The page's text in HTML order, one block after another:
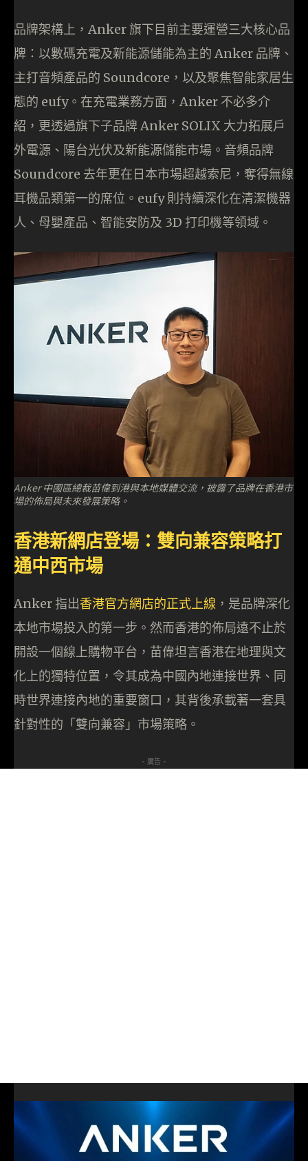
品牌架構上，Anker 旗下目前主要運營三大核心品
牌：以數碼充電及新能源儲能為主的 Anker 品牌、
主打音頻產品的 Soundcore，以及聚焦智能家居生
態的 eufy。在充電業務方面，Anker 不必多介
紹，更透過旗下子品牌 Anker SOLIX 大力拓展戶
外電源、陽台光伏及新能源儲能市場。音頻品牌
Soundcore 去年更在日本市場超越索尼，奪得無線
耳機品類第一的席位。eufy 則持續深化在清潔機器
人、母嬰產品、智能安防及 3D 打印機等領域。
Anker 中國區總裁苗偉到港與本地媒體交流，披露了品牌在香港市
場的佈局與未來發展策略。
香港新網店登場：雙向兼容策略打
通中西市場
Anker 指出香港官方網店的正式上線 ，是品牌深化
本地市場投入的第一步。然而香港的佈局遠不止於
開設一個線上購物平台，苗偉坦言香港在地理與文
化上的獨特位置，令其成為中國內地連接世界、同
時世界連接內地的重要窗口，其背後承載著一套具
針對性的「雙向兼容」市場策略。
- 廣告 -